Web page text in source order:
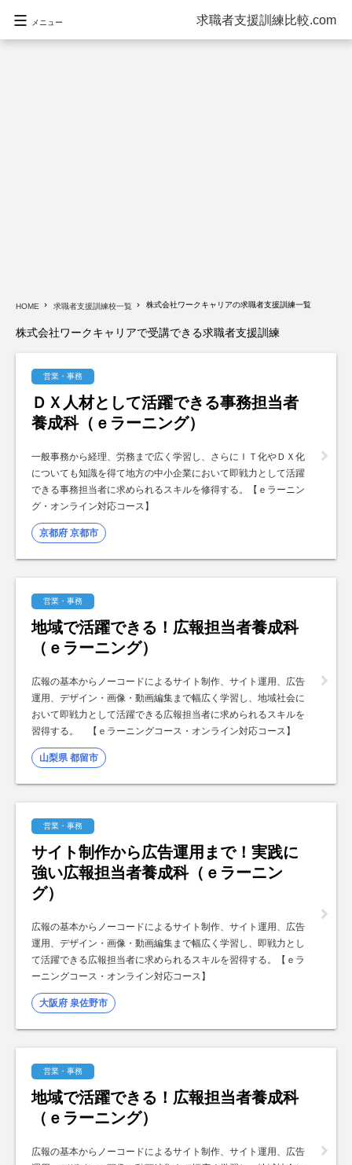
求職者支援訓練比較.com
メニュー
HOME navigate_next 求職者支援訓練校一覧 navigate_next 株式会社ワークキャリアの求職者支援訓練一覧
株式会社ワークキャリアで受講できる求職者支援訓練
営業・事務
ＤＸ人材として活躍できる事務担当者
養成科（ｅラーニング）
一般事務から経理、労務まで広く学習し、さらにＩＴ化やＤＸ化
についても知識を得て地方の中小企業において即戦力として活躍
できる事務担当者に求められるスキルを修得する。【ｅラーニン
グ・オンライン対応コース】
京都府 京都市
営業・事務
地域で活躍できる！広報担当者養成科
（ｅラーニング）
広報の基本からノーコードによるサイト制作、サイト運用、広告
運用、デザイン・画像・動画編集まで幅広く学習し、地域社会に
おいて即戦力として活躍できる広報担当者に求められるスキルを
習得する。 【ｅラーニングコース・オンライン対応コース】
山梨県 都留市
営業・事務
サイト制作から広告運用まで！実践に
強い広報担当者養成科（ｅラーニン
グ）
広報の基本からノーコードによるサイト制作、サイト運用、広告
運用、デザイン・画像・動画編集まで幅広く学習し、即戦力とし
て活躍できる広報担当者に求められるスキルを習得する。【ｅラ
ーニングコース・オンライン対応コース】
大阪府 泉佐野市
営業・事務
地域で活躍できる！広報担当者養成科
（ｅラーニング）
広報の基本からノーコードによるサイト制作、サイト運用、広告